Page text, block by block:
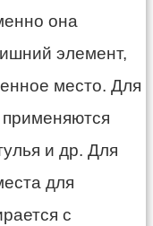
она
элемент,
место. Для
и др. Для
для
с